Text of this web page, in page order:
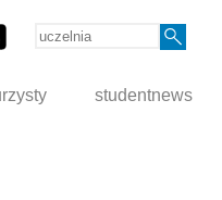
studentnews